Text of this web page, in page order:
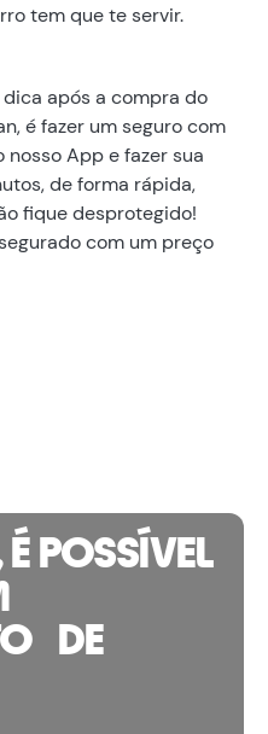
tem que te servir.
após a compra do
é fazer um seguro com
App e fazer sua
de forma rápida,
fique desprotegido!
com um preço
É POSSÍVEL
DE